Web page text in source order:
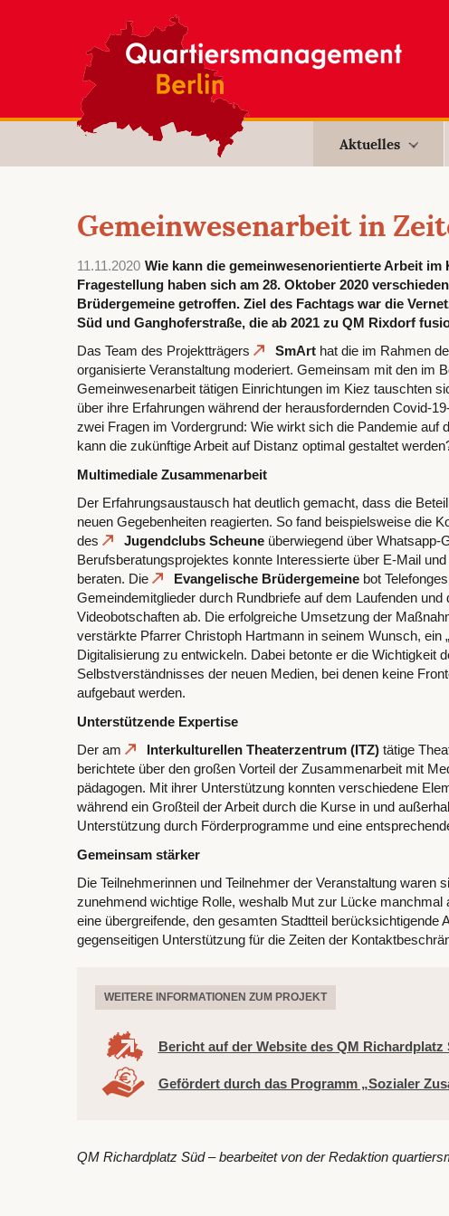
Aktuelles
Gemeinwesenarbeit in
11.11.2020 Wie kann die gemeinwesenorientierte Arbeit
Fragestellung haben sich am 28. Oktober 2020
Brüdergemeine getroffen. Ziel des Fachtags war die
Süd und Ganghoferstraße, die ab 2021 zu QM Rixdorf
Das Team des Projektträgers SmArt hat die im Rahmen
organisierte Veranstaltung moderiert. Gemeinsam mit den im
Gemeinwesenarbeit tätigen Einrichtungen im Kiez tauschten
über ihre Erfahrungen während der herausfordernden Covid-
zwei Fragen im Vordergrund: Wie wirkt sich die Pandemie auf
kann die zukünftige Arbeit auf Distanz optimal gestaltet
Multimediale Zusammenarbeit
Der Erfahrungsaustausch hat deutlich gemacht, dass die
neuen Gegebenheiten reagierten. So fand beispielsweise die
des
Jugendclubs Scheune überwiegend über Whatsapp-
Berufsberatungsprojektes konnte Interessierte über E-Mail
beraten. Die
Evangelische Brüdergemeine bot
Gemeindemitglieder durch Rundbriefe auf dem Laufenden und
Videobotschaften ab. Die erfolgreiche Umsetzung der
verstärkte Pfarrer Christoph Hartmann in seinem Wunsch, ein
Digitalisierung zu entwickeln. Dabei betonte er die Wichtigkeit
Selbstverständnisses der neuen Medien, bei denen keine
aufgebaut werden.
Unterstützende Expertise
Der am
Interkulturellen Theaterzentrum (ITZ) tätige
berichtete über den großen Vorteil der Zusammenarbeit mit
pädagogen. Mit ihrer Unterstützung konnten verschiedene
während ein Großteil der Arbeit durch die Kurse in und
Unterstützung durch Förderprogramme und eine
Gemeinsam stärker
Die Teilnehmerinnen und Teilnehmer der Veranstaltung
zunehmend wichtige Rolle, weshalb Mut zur Lücke
eine übergreifende, den gesamten Stadtteil
gegenseitigen Unterstützung für die Zeiten der
WEITERE INFORMATIONEN ZUM PROJEKT
Bericht auf der Website des QM Richardplatz
Gefördert durch das Programm „Sozialer
QM Richardplatz Süd – bearbeitet von der Redaktion